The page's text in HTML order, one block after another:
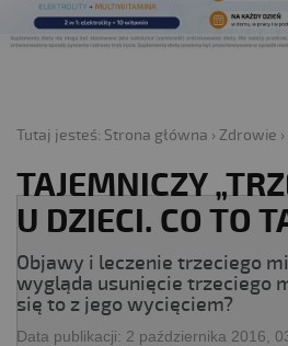
Tutaj jesteś: Strona główna › Zdrowie ›
TAJEMNICZY
U DZIECI. CO TO
Objawy i leczenie trzeciego
wygląda usunięcie trzeciego
się to z jego wycięciem?
Data publikacji: 2 października 2016,